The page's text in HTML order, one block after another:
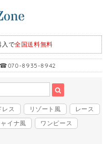
入で全国送料無料
☎070-8935-8942
レス リゾート風
レース
イナ風
ワンピース